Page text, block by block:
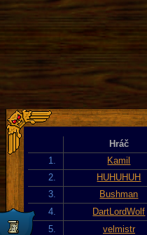
Hráč
1.
Kamil
2.
HUHUHUH
3.
Bushman
4.
DartLordWolf
5.
velmistr